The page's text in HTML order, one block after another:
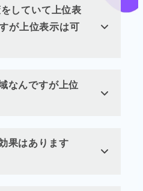
していて上位表
が上位表示は可
なんですが上位
果はあります